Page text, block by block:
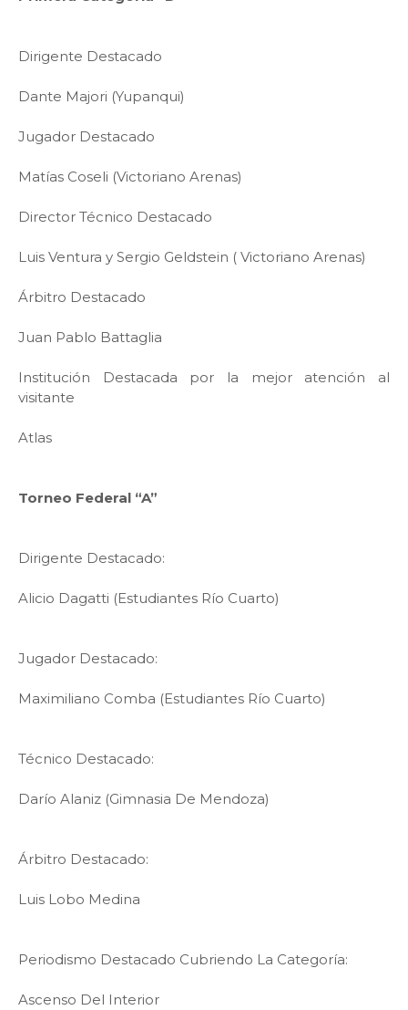
Dirigente Destacado
Dante Majori (Yupanqui)
Jugador Destacado
Matías Coseli (Victoriano Arenas)
Director Técnico Destacado
Luis Ventura y Sergio Geldstein ( Victoriano Arenas)
Árbitro Destacado
Juan Pablo Battaglia
Institución Destacada por la mejor atención al
visitante
Atlas
Torneo Federal “A”
Dirigente Destacado:
Alicio Dagatti (Estudiantes Río Cuarto)
Jugador Destacado:
Maximiliano Comba (Estudiantes Río Cuarto)
Técnico Destacado:
Darío Alaniz (Gimnasia De Mendoza)
Árbitro Destacado:
Luis Lobo Medina
Periodismo Destacado Cubriendo La Categoría:
Ascenso Del Interior